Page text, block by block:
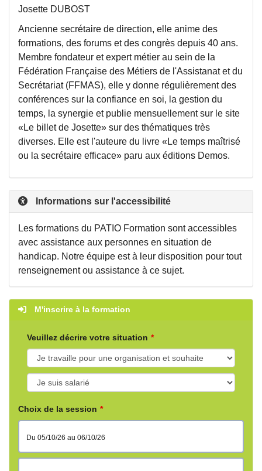
Josette DUBOST
Ancienne secrétaire de direction, elle anime des
formations, des forums et des congrès depuis 40 ans.
Membre fondateur et expert métier au sein de la
Fédération Française des Métiers de l'Assistanat et du
Secrétariat (FFMAS), elle y donne régulièrement des
conférences sur la confiance en soi, la gestion du
temps, la synergie et publie mensuellement sur le site
«Le billet de Josette» sur des thématiques très
diverses. Elle est l'auteure du livre «Le temps maîtrisé
ou la secrétaire efficace» paru aux éditions Demos.
Informations sur l'accessibilité
Les formations du PATIO Formation sont accessibles
avec assistance aux personnes en situation de
handicap. Notre équipe est à leur disposition pour tout
renseignement ou assistance à ce sujet.
M'inscrire à la formation
Veuillez décrire votre situation
Choix de la session
du 05/10/26 au 06/10/26